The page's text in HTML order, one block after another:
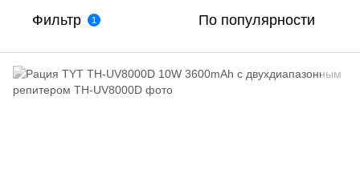
Фильтр 1 По популярности